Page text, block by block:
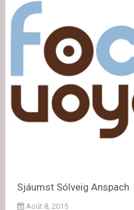
Sjáumst Sólveig Anspach
Août 8, 2015